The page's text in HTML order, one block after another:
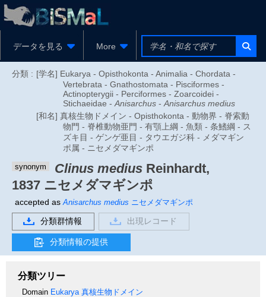
データを見る More
分類 : [学名] Eukarya - Opisthokonta - Animalia - Chordata -
Vertebrata - Gnathostomata - Pisciformes -
Actinopterygii - Perciformes - Zoarcoidei -
Stichaeidae - Anisarchus - Anisarchus medius
[和名] 真核生物ドメイン - Opisthokonta - 動物界 - 脊索動
物門 - 脊椎動物亜門 - 有顎上綱 - 魚類 - 条鰭綱 - ス
ズキ目 - ゲンゲ亜目 - タウエガジ科 - メダマギン
ポ属 - ニセメダマギンポ
synonym Clinus medius Reinhardt,
1837 ニセメダマギンポ
accepted as Anisarchus medius ニセメダマギンポ
分類群情報 出現レコード
分類情報の提供
分類ツリー
Domain Eukarya 真核生物ドメイン